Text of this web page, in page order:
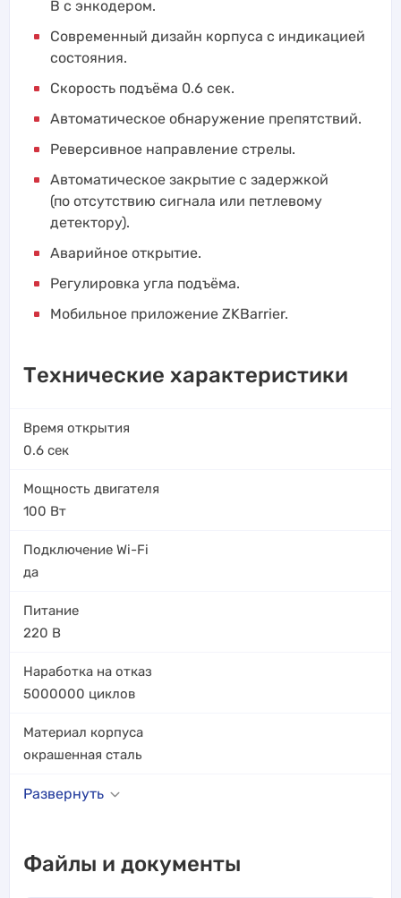
В с энкодером.
Современный дизайн корпуса с индикацией
состояния.
Скорость подъёма 0.6 сек.
Автоматическое обнаружение препятствий.
Реверсивное направление стрелы.
Автоматическое закрытие с задержкой
(по отсутствию сигнала или петлевому
детектору).
Аварийное открытие.
Регулировка угла подъёма.
Мобильное приложение ZKBarrier.
Технические характеристики
Время открытия
0.6 сек
Мощность двигателя
100 Вт
Подключение Wi-Fi
да
Питание
220 В
Наработка на отказ
5000000 циклов
Материал корпуса
окрашенная сталь
Развернуть
Файлы и документы